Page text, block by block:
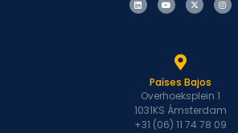
Países Bajos
Overhoeksplein 1
1031KS Ámsterdam
+31 (06) 11 74 78 09